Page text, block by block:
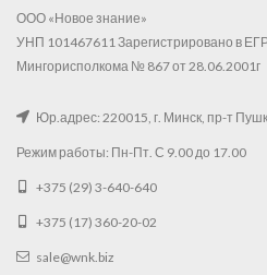
ООО «Новое знание»
УНП 101467611 Зарегистрировано в
Мингорисполкома № 867 от 28.06.2001г
Юр.адрес: 220015, г. Минск, пр-т
Режим работы: Пн-Пт. С 9.00 до 17.00
+375 (29) 3-640-640
+375 (17) 360-20-02
sale@wnk.biz